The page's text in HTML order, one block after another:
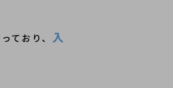
ており、
入